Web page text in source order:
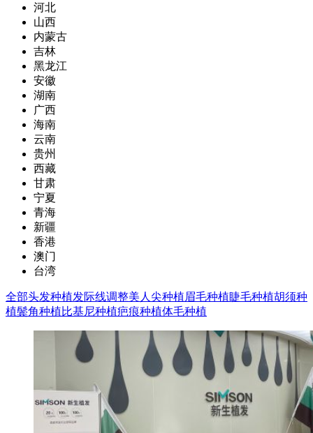
河北
山西
内蒙古
吉林
黑龙江
安徽
湖南
广西
海南
云南
贵州
西藏
甘肃
宁夏
青海
新疆
香港
澳门
台湾
全部头发种植发际线调整美人尖种植眉毛种植睫毛种植胡须种
植鬓角种植比基尼种植疤痕种植体毛种植